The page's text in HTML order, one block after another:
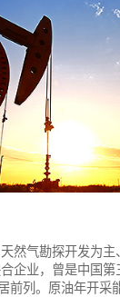
然气勘探开发为主
企业，曾是中国第
前列。原油年开采